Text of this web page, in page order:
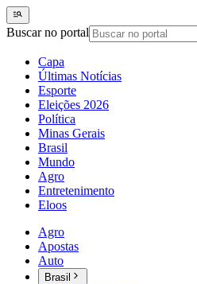
Buscar no portal
Capa
Últimas Notícias
Esporte
Eleições 2026
Política
Minas Gerais
Brasil
Mundo
Agro
Entretenimento
Eloos
Agro
Apostas
Auto
Brasil